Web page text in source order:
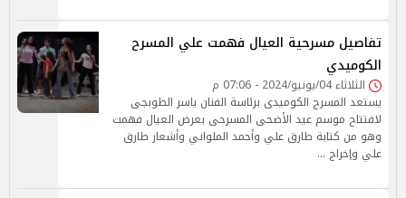
تفاصيل مسرحية العيال فهمت علي المسرح
الكوميدي
الثلاثاء 04/يونيو/2024 - 07:06 م
يستعد المسرح الكوميدى برئاسة الفنان ياسر الطوبجى
لافتتاح موسم عيد الأضحى المسرحى بعرض العيال فهمت
وهو من كتابة طارق علي وأحمد الملواني وأشعار طارق
علي وإخراج …